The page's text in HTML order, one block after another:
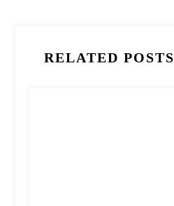
RELATED POSTS